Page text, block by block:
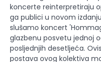
koncerte reinterpretiraju
ga publici u novom
slušamo koncert
glazbenu posvetu jednoj
posljednjih desetljeća.
postava ovog kolektiva